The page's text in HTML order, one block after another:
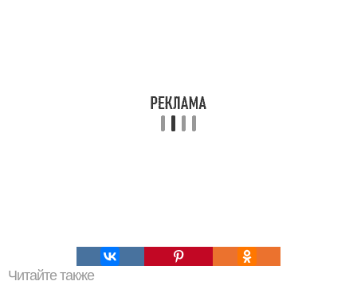
Читайте также